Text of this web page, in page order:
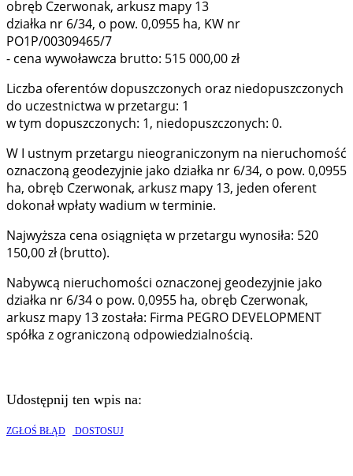
obręb Czerwonak, arkusz mapy 13
działka nr 6/34, o pow. 0,0955 ha, KW nr
PO1P/00309465/7
- cena wywoławcza brutto: 515 000,00 zł
Liczba oferentów dopuszczonych oraz niedopuszczonych
do uczestnictwa w przetargu: 1
w tym dopuszczonych: 1, niedopuszczonych: 0.
W I ustnym przetargu nieograniczonym na nieruchomość
oznaczoną geodezyjnie jako działka nr 6/34, o pow. 0,0955
ha, obręb Czerwonak, arkusz mapy 13, jeden oferent
dokonał wpłaty wadium w terminie.
Najwyższa cena osiągnięta w przetargu wynosiła: 520
150,00 zł (brutto).
Nabywcą nieruchomości oznaczonej geodezyjnie jako
działka nr 6/34 o pow. 0,0955 ha, obręb Czerwonak,
arkusz mapy 13 została: Firma PEGRO DEVELOPMENT
spółka z ograniczoną odpowiedzialnością.
Udostępnij ten wpis na:
ZGŁOŚ BŁĄD DOSTOSUJ